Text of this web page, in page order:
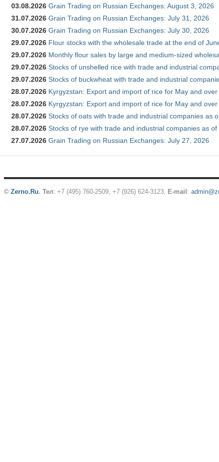
03.08.2026 Grain Trading on Russian Exchanges: August 3, 2026
31.07.2026 Grain Trading on Russian Exchanges: July 31, 2026
30.07.2026 Grain Trading on Russian Exchanges: July 30, 2026
29.07.2026 Flour stocks with the wholesale trade at the end of
29.07.2026 Monthly flour sales by large and medium-sized
29.07.2026 Stocks of unshelled rice with trade and industrial
29.07.2026 Stocks of buckwheat with trade and industrial
28.07.2026 Kyrgyzstan: Export and import of rice for May and
28.07.2026 Kyrgyzstan: Export and import of rice for May and
28.07.2026 Stocks of oats with trade and industrial companies as
28.07.2026 Stocks of rye with trade and industrial companies as
27.07.2026 Grain Trading on Russian Exchanges: July 27, 2026
© Zerno.Ru. Тел: +7 (495) 760-2509, +7 (926) 624-3123, E-mail :